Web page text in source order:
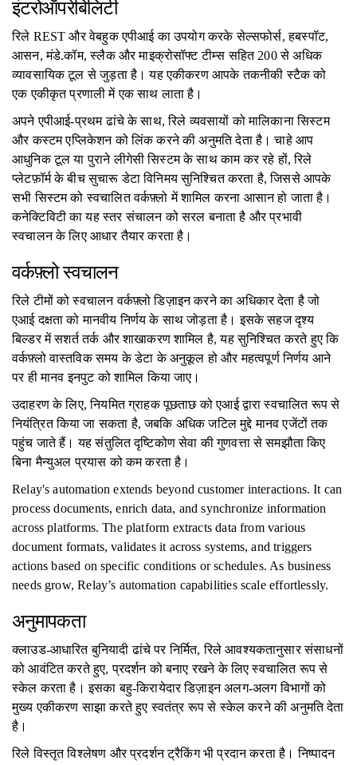
इंटरोऑपरेबिलिटी
रिले REST और वेबहुक एपीआई का उपयोग करके सेल्सफोर्स, हबस्पॉट,
आसन, मंडे.कॉम, स्लैक और माइक्रोसॉफ्ट टीम्स सहित 200 से अधिक
व्यावसायिक टूल से जुड़ता है। यह एकीकरण आपके तकनीकी स्टैक को
एक एकीकृत प्रणाली में एक साथ लाता है।
अपने एपीआई-प्रथम ढांचे के साथ, रिले व्यवसायों को मालिकाना सिस्टम
और कस्टम एप्लिकेशन को लिंक करने की अनुमति देता है। चाहे आप
आधुनिक टूल या पुराने लीगेसी सिस्टम के साथ काम कर रहे हों, रिले
प्लेटफ़ॉर्म के बीच सुचारू डेटा विनिमय सुनिश्चित करता है, जिससे आपके
सभी सिस्टम को स्वचालित वर्कफ़्लो में शामिल करना आसान हो जाता है।
कनेक्टिविटी का यह स्तर संचालन को सरल बनाता है और प्रभावी
स्वचालन के लिए आधार तैयार करता है।
वर्कफ़्लो स्वचालन
रिले टीमों को स्वचालन वर्कफ़्लो डिज़ाइन करने का अधिकार देता है जो
एआई दक्षता को मानवीय निर्णय के साथ जोड़ता है। इसके सहज दृश्य
बिल्डर में सशर्त तर्क और शाखाकरण शामिल है, यह सुनिश्चित करते हुए कि
वर्कफ़्लो वास्तविक समय के डेटा के अनुकूल हो और महत्वपूर्ण निर्णय आने
पर ही मानव इनपुट को शामिल किया जाए।
उदाहरण के लिए, नियमित ग्राहक पूछताछ को एआई द्वारा स्वचालित रूप से
नियंत्रित किया जा सकता है, जबकि अधिक जटिल मुद्दे मानव एजेंटों तक
पहुंच जाते हैं। यह संतुलित दृष्टिकोण सेवा की गुणवत्ता से समझौता किए
बिना मैन्युअल प्रयास को कम करता है।
Relay's automation extends beyond customer interactions. It can
process documents, enrich data, and synchronize information
across platforms. The platform extracts data from various
document formats, validates it across systems, and triggers
actions based on specific conditions or schedules. As business
needs grow, Relay’s automation capabilities scale effortlessly.
अनुमापकता
क्लाउड-आधारित बुनियादी ढांचे पर निर्मित, रिले आवश्यकतानुसार संसाधनों
को आवंटित करते हुए, प्रदर्शन को बनाए रखने के लिए स्वचालित रूप से
स्केल करता है। इसका बहु-किरायेदार डिज़ाइन अलग-अलग विभागों को
मुख्य एकीकरण साझा करते हुए स्वतंत्र रूप से स्केल करने की अनुमति देता
है।
रिले विस्तृत विश्लेषण और प्रदर्शन ट्रैकिंग भी प्रदान करता है। निष्पादन